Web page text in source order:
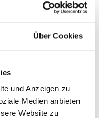
Über Cookies
und Anzeigen zu
Medien anbieten
Website zu